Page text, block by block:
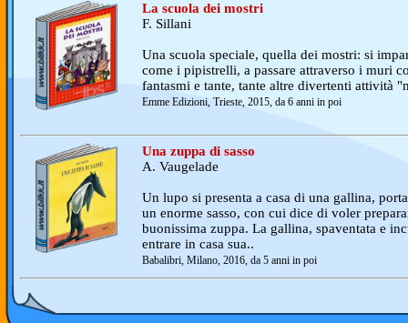
La scuola dei mostri
F. Sillani
Una scuola speciale, quella dei mostri: si
come i pipistrelli, a passare attraverso i muri
fantasmi e tante, tante altre divertenti attività
Emme Edizioni, Trieste, 2015, da 6 anni in poi
Una zuppa di sasso
A. Vaugelade
Un lupo si presenta a casa di una gallina,
un enorme sasso, con cui dice di voler
buonissima zuppa. La gallina, spaventata e
entrare in casa sua..
Babalibri, Milano, 2016, da 5 anni in poi